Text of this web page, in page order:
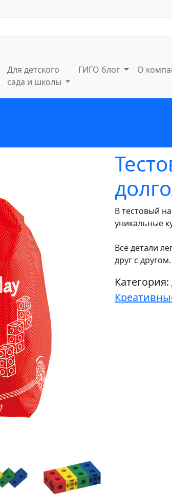
Для детского
сада и школы
ГИГО блог О
В тестовый
уникальные
Все детали
друг с другом.
Категория: